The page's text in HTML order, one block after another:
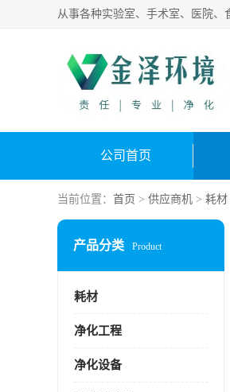
公司首页
当前位置： 首页 > 供应商机 > 耗材
产品分类 Product
耗材
净化工程
净化设备